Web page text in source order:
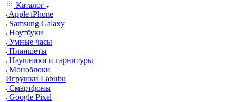
Каталог
Apple iPhone
Samsung Galaxy
Ноутбуки
Умные часы
Планшеты
Наушники и гарнитуры
Моноблоки
Игрушки Labubu
Смартфоны
Google Pixel